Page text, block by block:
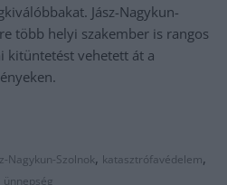
Jász-Nagykun-
több helyi szakember is rangos
kitüntetést vehetett át a
Nagykun-Szolnok, katasztrófavédelem,
ünnepség